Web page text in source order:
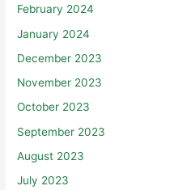
February 2024
January 2024
December 2023
November 2023
October 2023
September 2023
August 2023
July 2023